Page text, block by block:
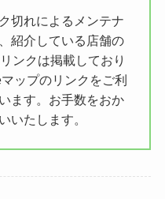
切れによるメンテナ
紹介している店舗の
ンクは掲載しており
ップのリンクをご利
ます。お手数をおか
いたします。